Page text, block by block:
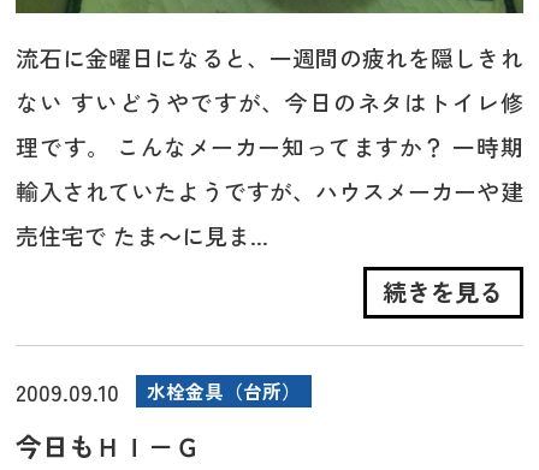
流石に金曜日になると、一週間の疲れを隠しきれ
ない すいどうやですが、今日のネタはトイレ修
理です。 こんなメーカー知ってますか？ 一時期
輸入されていたようですが、ハウスメーカーや建
売住宅で たま～に見ま...
続きを見る
2009.09.10 水栓金具（台所）
今日もＨＩ－Ｇ